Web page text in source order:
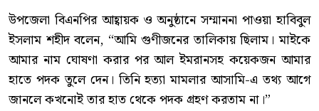
উপজেলা বিএনপির আহ্বায়ক ও অনুষ্ঠানে সম্মাননা পাওয়া হাবিবুল
ইসলাম শহীদ বলেন, “আমি গুণীজনের তালিকায় ছিলাম। মাইকে
আমার নাম ঘোষণা করার পর আল ইমরানসহ কয়েকজন আমার
হাতে পদক তুলে দেন। তিনি হত্যা মামলার আসামি-এ তথ্য আগে
জানলে কখনোই তার হাত থেকে পদক গ্রহণ করতাম না।”